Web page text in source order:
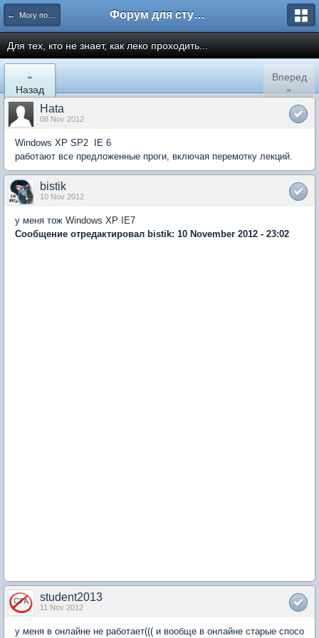
← Могу помочь Форум для студента СГА
Для тех, кто не знает, как леко проходить...
«
Назад
Вперед
»
Hata
08 Nov 2012
Windows XP SP2 IE 6
работают все предложенные проги, включая перемотку лекций.
bistik
10 Nov 2012
у меня тож Windows XP IE7
Сообщение отредактировал bistik: 10 November 2012 - 23:02
student2013
11 Nov 2012
у меня в онлайне не работает((( и вообще в онлайне старые спосо